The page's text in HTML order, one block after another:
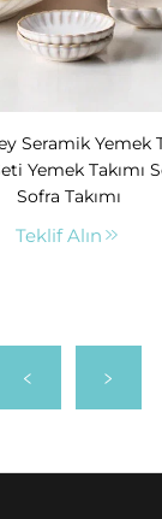
Seramik Yemek
Yemek Takımı
Sofra Takımı
Teklif Alın